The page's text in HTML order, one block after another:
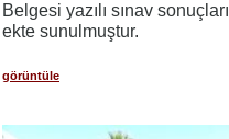
Belgesi yazılı sınav sonuçları
ekte sunulmuştur.
görüntüle